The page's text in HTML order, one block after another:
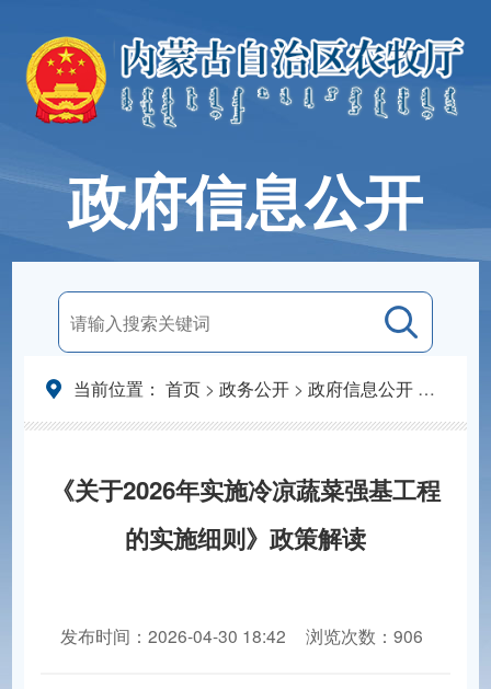
政府信息公开
当前位置： 首页> 政务公开> 政府信息公开> 法定主
《关于2026年实施冷凉蔬菜强基工程
的实施细则》政策解读
发布时间：2026-04-30 18:42 浏览次数：906